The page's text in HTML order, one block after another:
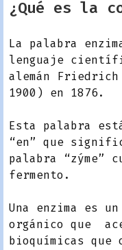
¿Qué es la
La palabra
lenguaje
alemán Friedrich
1900) en 1876.
Esta palabra
“en” que
palabra “zýme”
fermento.
Una enzima es
orgánico que
bioquímicas que